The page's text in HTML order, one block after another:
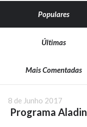
Populares
Últimas
Mais Comentadas
8 de Junho 2017
Programa Aladin